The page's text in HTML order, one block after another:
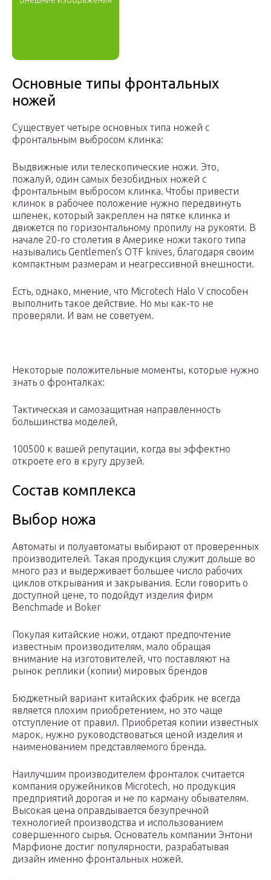
Основные типы фронтальных
ножей
Существует четыре основных типа ножей с
фронтальным выбросом клинка:
Выдвижные или телескопические ножи. Это,
пожалуй, один самых безобидных ножей с
фронтальным выбросом клинка. Чтобы привести
клинок в рабочее положение нужно передвинуть
шпенек, который закреплен на пятке клинка и
движется по горизонтальному пропилу на рукояти. В
начале 20-го столетия в Америке ножи такого типа
назывались Gentlemen’s OTF knives, благодаря своим
компактным размерам и неагрессивной внешности.
Есть, однако, мнение, что Microtech Halo V способен
выполнить такое действие. Но мы как-то не
проверяли. И вам не советуем.
Некоторые положительные моменты, которые нужно
знать о фронталках:
Тактическая и самозащитная направленность
большинства моделей,
100500 к вашей репутации, когда вы эффектно
откроете его в кругу друзей.
Состав комплекса
Выбор ножа
Автоматы и полуавтоматы выбирают от проверенных
производителей. Такая продукция служит дольше во
много раз и выдерживает большее число рабочих
циклов открывания и закрывания. Если говорить о
доступной цене, то подойдут изделия фирм
Benchmade и Boker
Покупая китайские ножи, отдают предпочтение
известным производителям, мало обращая
внимание на изготовителей, что поставляют на
рынок реплики (копии) мировых брендов
Бюджетный вариант китайских фабрик не всегда
является плохим приобретением, но это чаще
отступление от правил. Приобретая копии известных
марок, нужно руководствоваться ценой изделия и
наименованием представляемого бренда.
Наилучшим производителем фронталок считается
компания оружейников Microtech, но продукция
предприятий дорогая и не по карману обывателям.
Высокая цена оправдывается безупречной
технологией производства и использованием
совершенного сырья. Основатель компании Энтони
Марфионе достиг популярности, разрабатывая
дизайн именно фронтальных ножей.